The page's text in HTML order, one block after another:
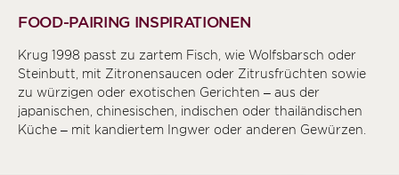
FOOD-PAIRING INSPIRATIONEN
Krug 1998 passt zu zartem Fisch, wie Wolfsbarsch oder
Steinbutt, mit Zitronensaucen oder Zitrusfrüchten sowie
zu würzigen oder exotischen Gerichten – aus der
japanischen, chinesischen, indischen oder thailändischen
Küche – mit kandiertem Ingwer oder anderen Gewürzen.